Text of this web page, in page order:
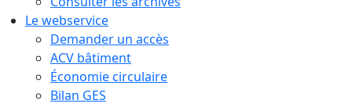
Le webservice
Demander un accès
ACV bâtiment
Économie circulaire
Bilan GES